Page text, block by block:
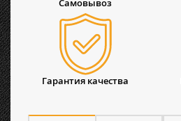
Самовывоз
Гарантия качества